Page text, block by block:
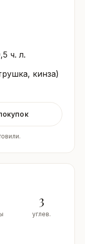
ч. л.
кинза)
3
углев.